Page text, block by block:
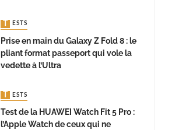
TESTS
Prise en main du Galaxy Z Fold 8 : le
pliant format passeport qui vole la
vedette à l’Ultra
TESTS
Test de la HUAWEI Watch Fit 5 Pro :
l’Apple Watch de ceux qui ne